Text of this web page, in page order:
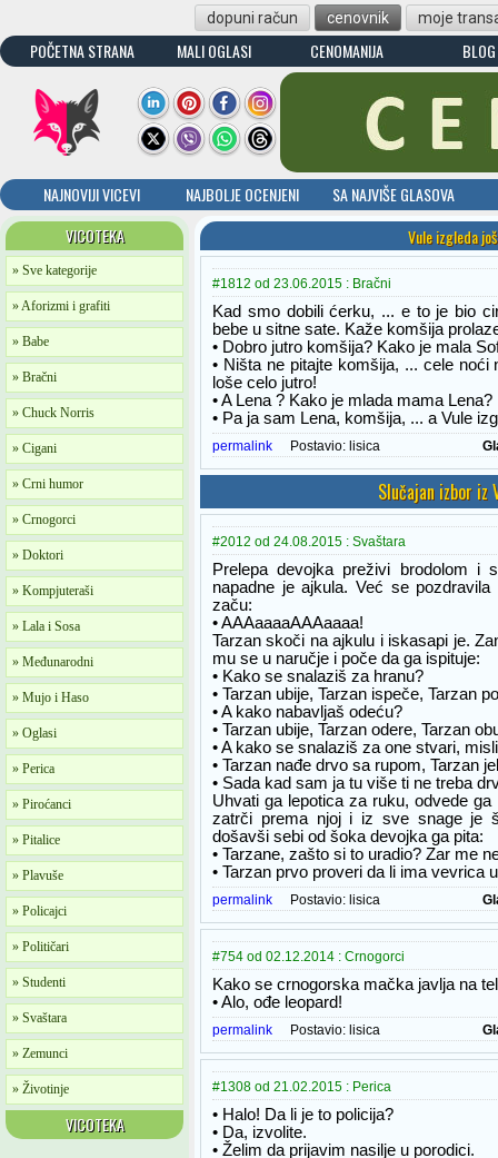
dopuni račun cenovnik moje
POČETNA STRANA MALI OGLASI CENOMANIJA BLOG
NAJNOVIJI VICEVI NAJBOLJE OCENJENI
SA NAJVIŠE GLASOVA
VICOTEKA
» Sve kategorije
» Aforizmi i grafiti
» Babe
» Bračni
» Chuck Norris
» Cigani
» Crni humor
» Crnogorci
» Doktori
» Kompjuteraši
» Lala i Sosa
» Međunarodni
» Mujo i Haso
» Oglasi
» Perica
» Piroćanci
» Pitalice
» Plavuše
» Policajci
» Političari
» Studenti
» Svaštara
» Zemunci
» Životinje
VICOTEKA
Vule izgleda
#1812 od 23.06.2015 : Bračni
Kad smo dobili ćerku, ... e to je bio
bebe u sitne sate. Kaže komšija
• Dobro jutro komšija? Kako je mala
• Ništa ne pitajte komšija, ... cele
loše celo jutro!
• A Lena ? Kako je mlada mama Lena?
• Pa ja sam Lena, komšija, ... a Vule
permalink Postavio: lisica
Slučajan izbor iz
#2012 od 24.08.2015 : Svaštara
Prelepa devojka preživi brodolom i
napadne je ajkula. Već se
začu:
• AAAaaaaAAAaaaa!
Tarzan skoči na ajkulu i iskasapi je.
mu se u naručje i poče da ga ispituje:
• Kako se snalaziš za hranu?
• Tarzan ubije, Tarzan ispeče, Tarzan
• A kako nabavljaš odeću?
• Tarzan ubije, Tarzan odere, Tarzan
• A kako se snalaziš za one stvari,
• Tarzan nađe drvo sa rupom, Tarzan
• Sada kad sam ja tu više ti ne treba
Uhvati ga lepotica za ruku, odvede
zatrči prema njoj i iz sve snage je
došavši sebi od šoka devojka ga pita:
• Tarzane, zašto si to uradio? Zar me
• Tarzan prvo proveri da li ima vevrica
permalink Postavio: lisica
#754 od 02.12.2014 : Crnogorci
Kako se crnogorska mačka javlja na
• Alo, ođe leopard!
permalink Postavio: lisica
#1308 od 21.02.2015 : Perica
• Halo! Da li je to policija?
• Da, izvolite.
• Želim da prijavim nasilje u porodici.